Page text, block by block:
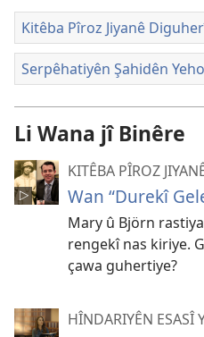
Kitêba Pîroz Jiyanê
Serpêhatiyên Şahidên
Li Wana jî Binêre
KITÊBA PÎROZ
Wan “Durekî
Mary û Björn
rengekî nas kiriye.
çawa guhertiye?
HÎNDARIYÊN ESASÎ